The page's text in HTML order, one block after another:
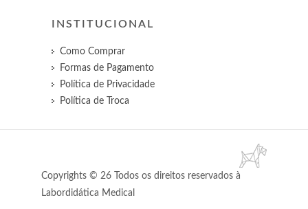
INSTITUCIONAL
Como Comprar
Formas de Pagamento
Política de Privacidade
Política de Troca
Copyrights © 26 Todos os direitos reservados à
Labordidática Medical